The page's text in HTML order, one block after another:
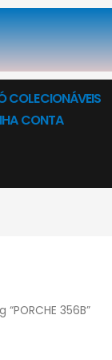
COLECIONÁVEIS
CONTA
356B”